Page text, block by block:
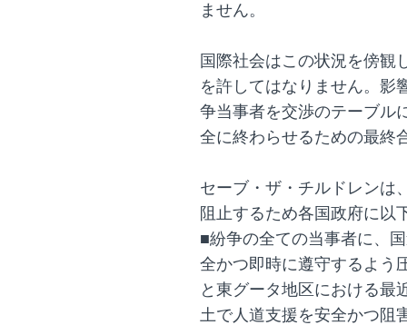
ません。
国際社会はこの状況を傍観
を許してはなりません。影
争当事者を交渉のテーブル
全に終わらせるための最終
セーブ・ザ・チルドレンは
阻止するため各国政府に以
■紛争の全ての当事者に、
全かつ即時に遵守するよう
と東グータ地区における最
土で人道支援を安全かつ阻